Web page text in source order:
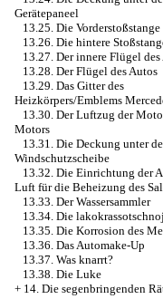
Gerätepaneel
13.25. Die Vorderstoßstange
13.26. Die hintere
13.27. Der innere Flügel des
13.28. Der Flügel des Autos
13.29. Das Gitter des
Heizkörpers/Emblems
13.30. Der Luftzug der
Motors
13.31. Die Deckung unter
Windschutzscheibe
13.32. Die Einrichtung der
Luft für die Beheizung des
13.33. Der Wassersammler
13.34. Die
13.35. Die Korrosion des
13.36. Das Automake-Up
13.37. Was knarrt?
13.38. Die Luke
+ 14. Die segenbringenden